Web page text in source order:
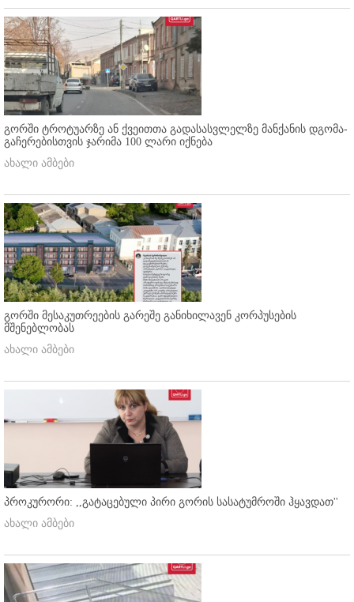
გორში ტროტუარზე ან ქვეითთა გადასასვლელზე მანქანის დგომა-
გაჩერებისთვის ჯარიმა 100 ლარი იქნება
ახალი ამბები
გორში მესაკუთრეების გარეშე განიხილავენ კორპუსების
მშენებლობას
ახალი ამბები
პროკურორი: ,,გატაცებული პირი გორის სასატუმროში ჰყავდათ''
ახალი ამბები